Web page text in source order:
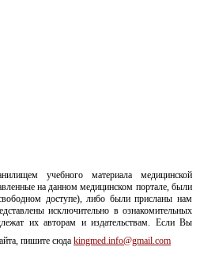
учебного материала медицинской
на данном медицинском портале, были
доступе), либо были присланы нам
исключительно в ознакомительных
их авторам и издательствам. Если Вы
пишите сюда kingmed.info@gmail.com